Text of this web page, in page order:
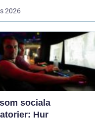
2026
sociala
Hur